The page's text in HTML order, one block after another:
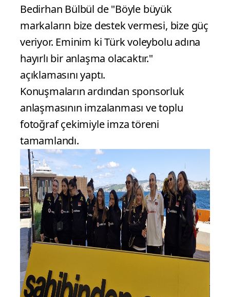
Bedirhan Bülbül de "Böyle büyük
markaların bize destek vermesi, bize güç
veriyor. Eminim ki Türk voleybolu adına
hayırlı bir anlaşma olacaktır."
açıklamasını yaptı.
Konuşmaların ardından sponsorluk
anlaşmasının imzalanması ve toplu
fotoğraf çekimiyle imza töreni
tamamlandı.